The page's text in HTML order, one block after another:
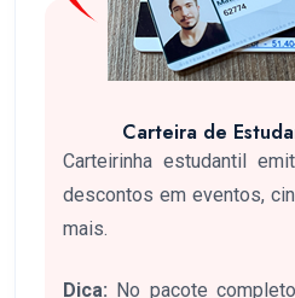
Carteira de
Carteirinha estudantil
descontos em eventos,
mais.
Dica: No pacote